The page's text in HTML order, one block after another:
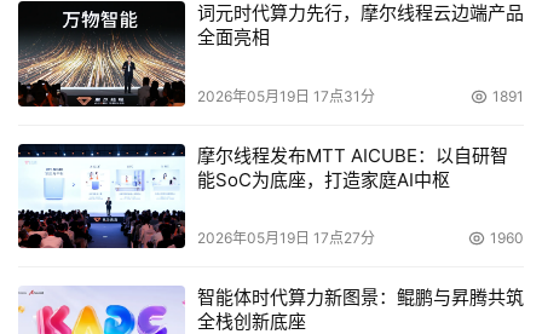
词元时代算力先行，摩尔线程云边端产品
全面亮相
2026年05月19日 17点31分 1891
摩尔线程发布MTT AICUBE：以自研智
能SoC为底座，打造家庭AI中枢
2026年05月19日 17点27分 1960
智能体时代算力新图景：鲲鹏与昇腾共筑
全栈创新底座